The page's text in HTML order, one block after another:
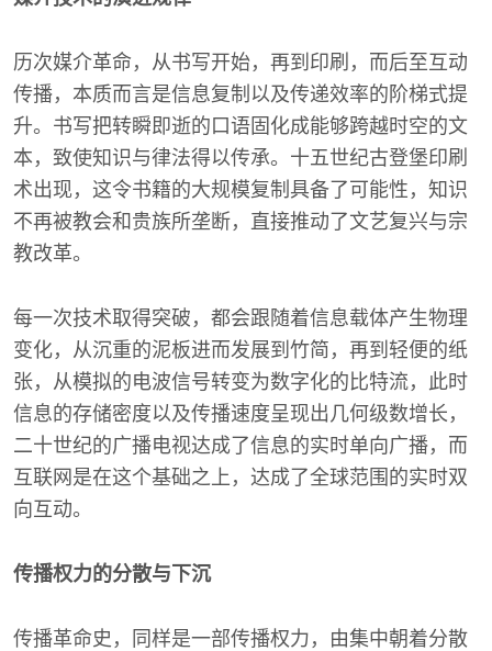
历次媒介革命，从书写开始，再到印刷，而后至互动
传播，本质而言是信息复制以及传递效率的阶梯式提
升。书写把转瞬即逝的口语固化成能够跨越时空的文
本，致使知识与律法得以传承。十五世纪古登堡印刷
术出现，这令书籍的大规模复制具备了可能性，知识
不再被教会和贵族所垄断，直接推动了文艺复兴与宗
教改革。
每一次技术取得突破，都会跟随着信息载体产生物理
变化，从沉重的泥板进而发展到竹简，再到轻便的纸
张，从模拟的电波信号转变为数字化的比特流，此时
信息的存储密度以及传播速度呈现出几何级数增长，
二十世纪的广播电视达成了信息的实时单向广播，而
互联网是在这个基础之上，达成了全球范围的实时双
向互动。
传播权力的分散与下沉
传播革命史，同样是一部传播权力，由集中朝着分散